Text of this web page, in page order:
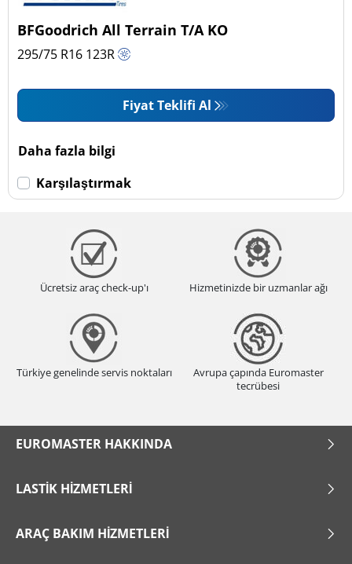
BFGoodrich All Terrain T/A KO
295/75 R16 123R
Fiyat Teklifi Al
Daha fazla bilgi
Karşılaştırmak
Ücretsiz araç check-up'ı Hizmetinizde bir uzmanlar ağı
Türkiye genelinde servis noktaları
Avrupa çapında Euromaster
tecrübesi
EUROMASTER HAKKINDA
LASTIK HIZMETLERI
ARAÇ BAKIM HIZMETLERI